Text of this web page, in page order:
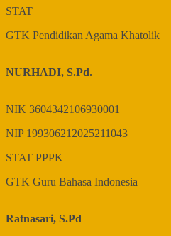
STAT
GTK Pendidikan Agama Khatolik
NURHADI, S.Pd.
NIK 3604342106930001
NIP 199306212025211043
STAT PPPK
GTK Guru Bahasa Indonesia
Ratnasari, S.Pd